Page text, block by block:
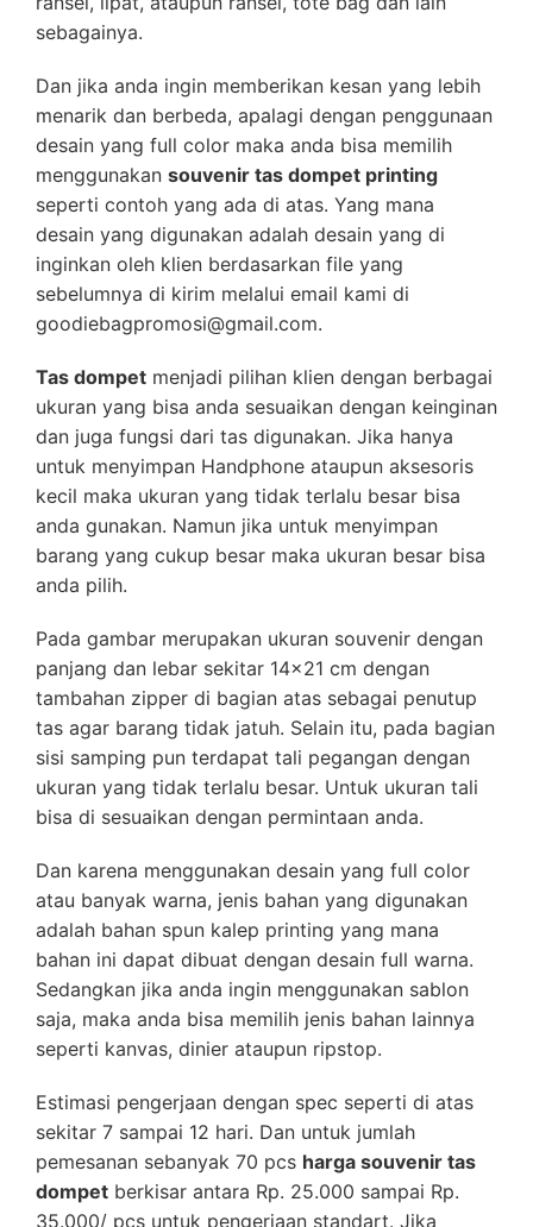
sebagainya.
Dan jika anda ingin memberikan kesan yang lebih
menarik dan berbeda, apalagi dengan penggunaan
desain yang full color maka anda bisa memilih
menggunakan souvenir tas dompet printing
seperti contoh yang ada di atas. Yang mana
desain yang digunakan adalah desain yang di
inginkan oleh klien berdasarkan file yang
sebelumnya di kirim melalui email kami di
goodiebagpromosi@gmail.com.
Tas dompet menjadi pilihan klien dengan berbagai
ukuran yang bisa anda sesuaikan dengan keinginan
dan juga fungsi dari tas digunakan. Jika hanya
untuk menyimpan Handphone ataupun aksesoris
kecil maka ukuran yang tidak terlalu besar bisa
anda gunakan. Namun jika untuk menyimpan
barang yang cukup besar maka ukuran besar bisa
anda pilih.
Pada gambar merupakan ukuran souvenir dengan
panjang dan lebar sekitar 14×21 cm dengan
tambahan zipper di bagian atas sebagai penutup
tas agar barang tidak jatuh. Selain itu, pada bagian
sisi samping pun terdapat tali pegangan dengan
ukuran yang tidak terlalu besar. Untuk ukuran tali
bisa di sesuaikan dengan permintaan anda.
Dan karena menggunakan desain yang full color
atau banyak warna, jenis bahan yang digunakan
adalah bahan spun kalep printing yang mana
bahan ini dapat dibuat dengan desain full warna.
Sedangkan jika anda ingin menggunakan sablon
saja, maka anda bisa memilih jenis bahan lainnya
seperti kanvas, dinier ataupun ripstop.
Estimasi pengerjaan dengan spec seperti di atas
sekitar 7 sampai 12 hari. Dan untuk jumlah
pemesanan sebanyak 70 pcs harga souvenir tas
dompet berkisar antara Rp. 25.000 sampai Rp.
35.000/ pcs untuk pengerjaan standart. Jika